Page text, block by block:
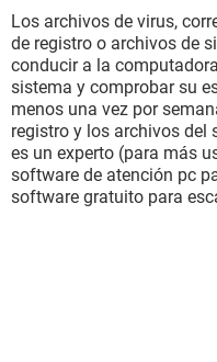
Los archivos de virus,
de registro o archivos de
conducir a la
sistema y comprobar su
menos una vez por
registro y los archivos del
es un experto (para más
software de atención pc
software gratuito para